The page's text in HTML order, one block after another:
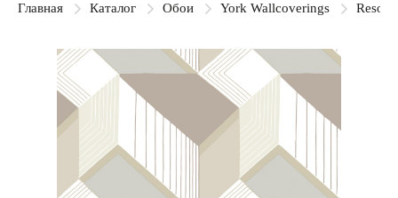
Главная Каталог Обои York Wallcoverings